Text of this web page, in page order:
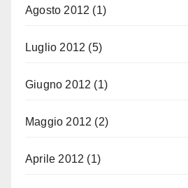
Agosto 2012 (1)
Luglio 2012 (5)
Giugno 2012 (1)
Maggio 2012 (2)
Aprile 2012 (1)